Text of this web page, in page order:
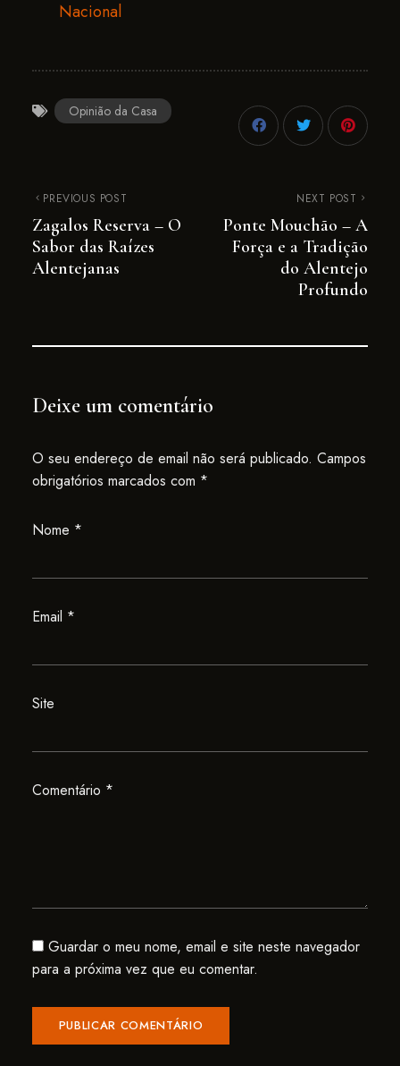
Nacional
Opinião da Casa
PREVIOUS POST
Zagalos Reserva – O
Sabor das Raízes
Alentejanas
NEXT POST
Ponte Mouchão – A
Força e a Tradição
do Alentejo
Profundo
Deixe um comentário
O seu endereço de email não será publicado. Campos
obrigatórios marcados com *
Nome *
Email *
Site
Comentário *
Guardar o meu nome, email e site neste navegador
para a próxima vez que eu comentar.